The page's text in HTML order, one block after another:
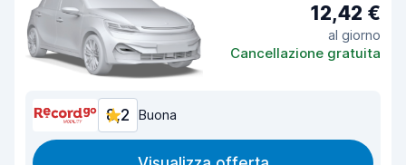
12,42 €
al giorno
Cancellazione gratuita
8,2 Buona